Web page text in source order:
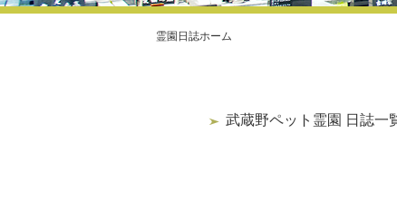
霊園日誌ホーム
武蔵野ペット霊園 日誌一